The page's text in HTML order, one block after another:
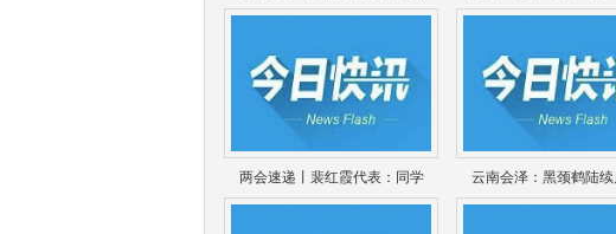
两会速递丨裴红霞代表：同学 云南会泽：黑颈鹤陆